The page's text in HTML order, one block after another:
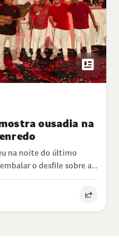
newsmode
ousadia na
na noite do último
o desfile sobre a…